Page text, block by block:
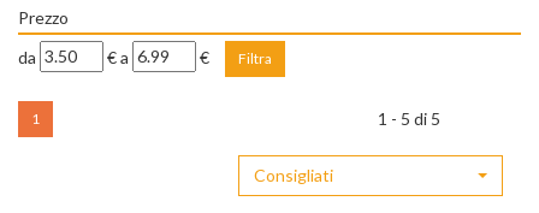
Prezzo
filtra
da € filtra
a €
1 1 - 5 di 5
Consigliati